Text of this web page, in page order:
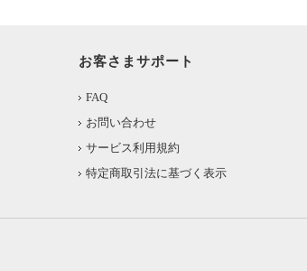
お客さまサポート
FAQ
お問い合わせ
サービス利用規約
特定商取引法に基づく表示